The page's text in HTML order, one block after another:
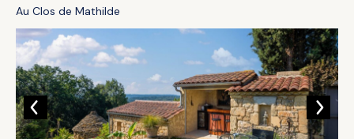
Au Clos de Mathilde